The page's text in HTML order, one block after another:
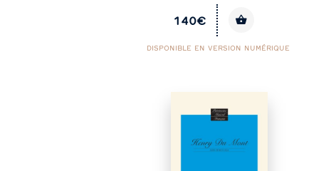
140€
DISPONIBLE EN VERSION NUMÉRIQUE